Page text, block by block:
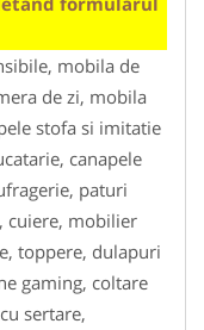
mobila de
de zi, mobila
stofa si imitatie
canapele
paturi
cuiere, mobilier
toppere, dulapuri
gaming, coltare
sertare,